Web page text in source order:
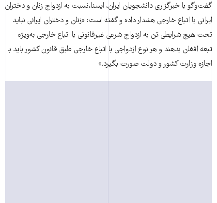
گفت‌وگو با خبرگزاری دانشجویان ایران، ایسنا،نسبت به ازدواج زنان و دختران
ایرانی با اتباع خارجی هشدار داده و گفته است:‌ «زنان و دختران ایرانی نباید
تحت هیچ شرایطی تن به ازدواج شرعی غیرقانونی با اتباع خارجی به‌ویژه
تبعه افغان بدهند و هر نوع ازدواجی با اتباع خارجی طبق قانون کشور باید با
اجازه وزارت کشور و دولت صورت بگیرد.»